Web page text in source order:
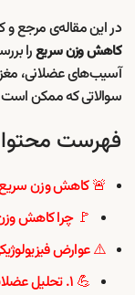
در این مقاله‌ی مرجع و
کاهش وزن سریعرا
آسیب‌های عضلانی،
سوالاتی که ممکن
فهرست محتوا
🚨 کاهش وزن
🚩 چرا کاهش
⚠️ عوارض
💪 ۱. تحلیل عضلات به‌جای چربی